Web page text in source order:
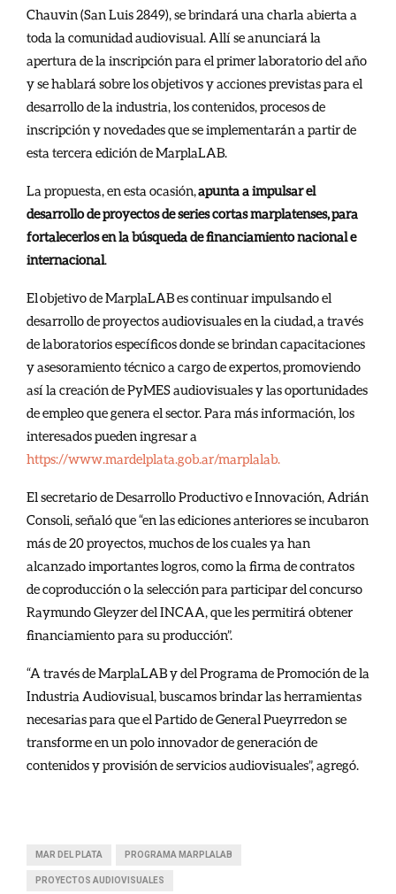
Chauvin (San Luis 2849), se brindará una charla abierta a
toda la comunidad audiovisual. Allí se anunciará la
apertura de la inscripción para el primer laboratorio del año
y se hablará sobre los objetivos y acciones previstas para el
desarrollo de la industria, los contenidos, procesos de
inscripción y novedades que se implementarán a partir de
esta tercera edición de MarplaLAB.
La propuesta, en esta ocasión,apunta a impulsar el
desarrollo de proyectos de series cortas marplatenses, para
fortalecerlos en la búsqueda de financiamiento nacional e
internacional.
El objetivo de MarplaLAB es continuar impulsando el
desarrollo de proyectos audiovisuales en la ciudad, a través
de laboratorios específicos donde se brindan capacitaciones
y asesoramiento técnico a cargo de expertos, promoviendo
así la creación de PyMES audiovisuales y las oportunidades
de empleo que genera el sector. Para más información, los
interesados pueden ingresar a
https://www.mardelplata.gob.ar/marplalab.
El secretario de Desarrollo Productivo e Innovación, Adrián
Consoli, señaló que “en las ediciones anteriores se incubaron
más de 20 proyectos, muchos de los cuales ya han
alcanzado importantes logros, como la firma de contratos
de coproducción o la selección para participar del concurso
Raymundo Gleyzer del INCAA, que les permitirá obtener
financiamiento para su producción”.
“A través de MarplaLAB y del Programa de Promoción de la
Industria Audiovisual, buscamos brindar las herramientas
necesarias para que el Partido de General Pueyrredon se
transforme en un polo innovador de generación de
contenidos y provisión de servicios audiovisuales”, agregó.
MAR DEL PLATA PROGRAMA MARPLALAB
PROYECTOS AUDIOVISUALES